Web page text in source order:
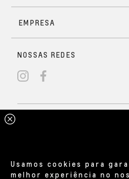
Usamos cookies para
melhor experiência no